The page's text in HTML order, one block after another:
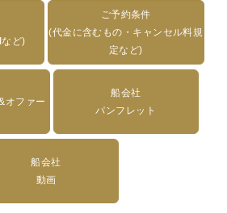
ど)
ご予約条件
(代金に含むもの・キャンセル料規
定など)
オファー
船会社
パンフレット
船会社
動画